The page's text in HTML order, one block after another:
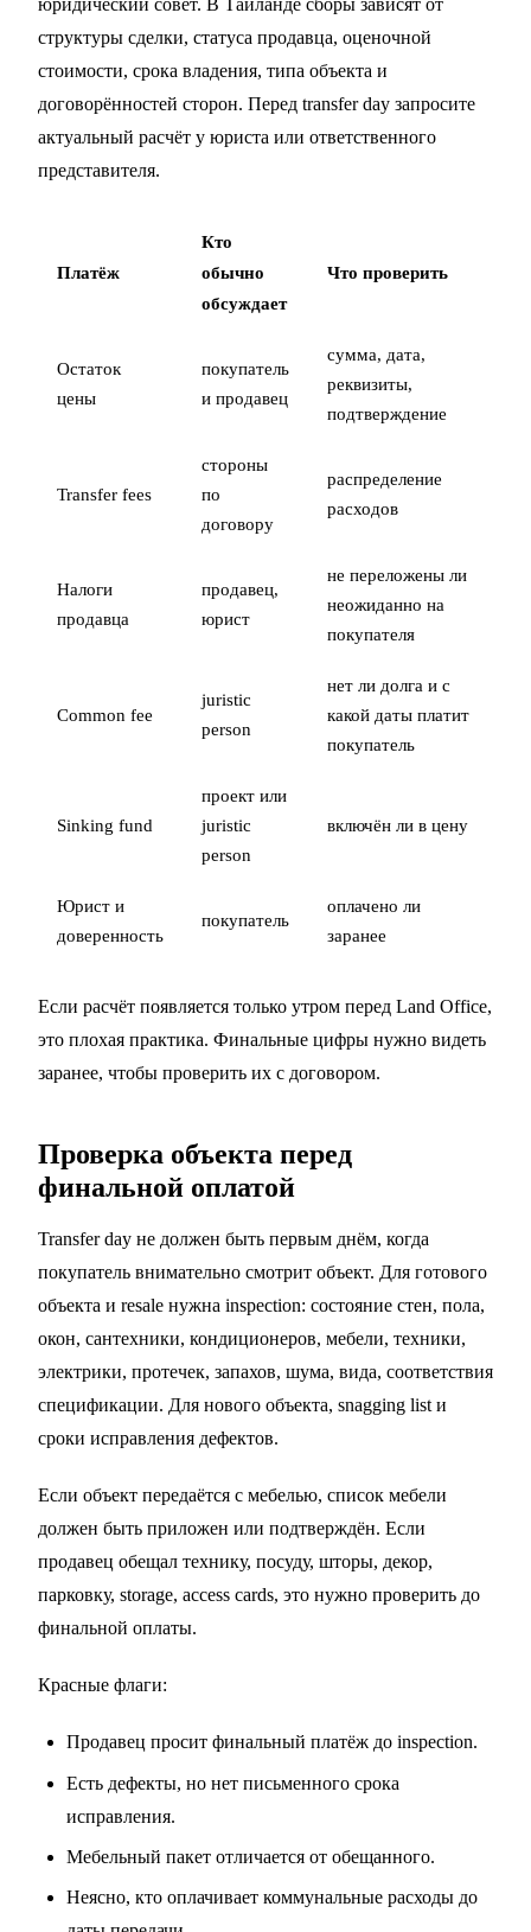
юридический совет. В Таиланде сборы зависят от
структуры сделки, статуса продавца, оценочной
стоимости, срока владения, типа объекта и
договорённостей сторон. Перед transfer day запросите
актуальный расчёт у юриста или ответственного
представителя.
Платёж
Кто
обычно
обсуждает
Что проверить
Остаток
цены
покупатель
и продавец
сумма, дата,
реквизиты,
подтверждение
Transfer fees
стороны
по
договору
распределение
расходов
Налоги
продавца
продавец,
юрист
не переложены ли
неожиданно на
покупателя
Common fee
juristic
person
нет ли долга и с
какой даты платит
покупатель
Sinking fund
проект или
juristic
person
включён ли в цену
Юрист и
доверенность
покупатель
оплачено ли
заранее
Если расчёт появляется только утром перед Land Office,
это плохая практика. Финальные цифры нужно видеть
заранее, чтобы проверить их с договором.
Проверка объекта перед
финальной оплатой
Transfer day не должен быть первым днём, когда
покупатель внимательно смотрит объект. Для готового
объекта и resale нужна inspection: состояние стен, пола,
окон, сантехники, кондиционеров, мебели, техники,
электрики, протечек, запахов, шума, вида, соответствия
спецификации. Для нового объекта, snagging list и
сроки исправления дефектов.
Если объект передаётся с мебелью, список мебели
должен быть приложен или подтверждён. Если
продавец обещал технику, посуду, шторы, декор,
парковку, storage, access cards, это нужно проверить до
финальной оплаты.
Красные флаги:
Продавец просит финальный платёж до inspection.
Есть дефекты, но нет письменного срока
исправления.
Мебельный пакет отличается от обещанного.
Неясно, кто оплачивает коммунальные расходы до